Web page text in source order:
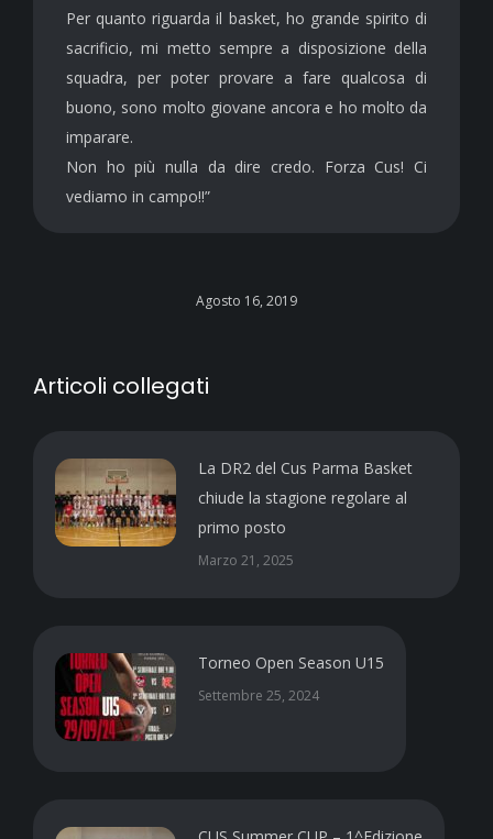
Per quanto riguarda il basket, ho grande spirito di
sacrificio, mi metto sempre a disposizione della
squadra, per poter provare a fare qualcosa di
buono, sono molto giovane ancora e ho molto da
imparare.
Non ho più nulla da dire credo. Forza Cus! Ci
vediamo in campo!!”
Agosto 16, 2019
Articoli collegati
La DR2 del Cus Parma Basket
chiude la stagione regolare al
primo posto
Marzo 21, 2025
Torneo Open Season U15
Settembre 25, 2024